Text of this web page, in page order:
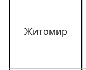
Житомир